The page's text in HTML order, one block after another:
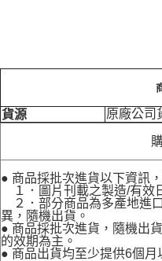
貨源 原廠公司
● 商品採批次進貨以下資訊
１．圖片刊載之製造/有效
２．部分商品為多產地進
異，隨機出貨。
● 商品採批次進貨，隨機出
的效期為主。
● 商品出貨均至少提供6個月